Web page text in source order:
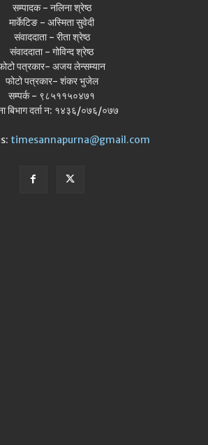
सम्पादक - नलिना श्रेष्ठ
मार्केटिङ - अस्मिता सुवेदी
संवाददाता - रीता श्रेष्ठ
संवाददाता - गोविन्द श्रेष्ठ
पत्रकार- अजय लेन्सम्यान
फोटो पत्रकार- शंकर भुजेल
सम्पर्क - ९८५११५०४७१
बिभाग दर्ता न: १४३६/०७६/०७७
timesannapurna@gmail.com